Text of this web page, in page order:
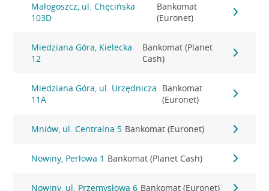
Małogoszcz, ul. Chęcińska
103D
Bankomat
(Euronet)
Miedziana Góra, Kielecka
12
Bankomat (Planet
Cash)
Miedziana Góra, ul. Urzędnicza
11A
Bankomat
(Euronet)
Mniów, ul. Centralna 5 Bankomat (Euronet)
Nowiny, Perłowa 1 Bankomat (Planet Cash)
Nowiny, ul. Przemysłowa 6 Bankomat (Euronet)